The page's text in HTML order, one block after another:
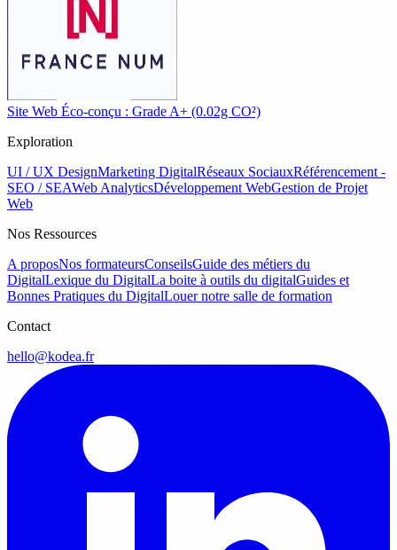
Site Web Éco-conçu : Grade A+ (0.02g CO²)
Exploration
UI / UX DesignMarketing DigitalRéseaux SociauxRéférencement -
SEO / SEAWeb AnalyticsDéveloppement WebGestion de Projet
Web
Nos Ressources
A proposNos formateursConseilsGuide des métiers du
DigitalLexique du DigitalLa boite à outils du digitalGuides et
Bonnes Pratiques du DigitalLouer notre salle de formation
Contact
hello@kodea.fr